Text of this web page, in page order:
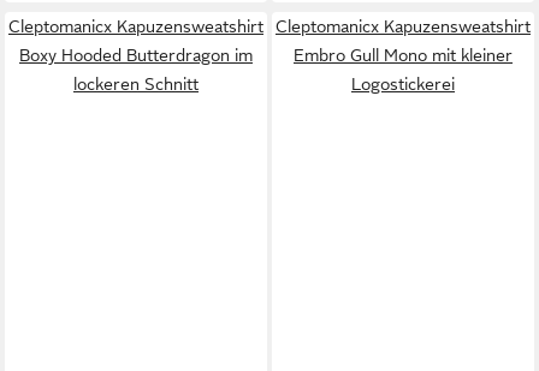
Cleptomanicx Kapuzensweatshirt
Boxy Hooded Butterdragon im
lockeren Schnitt
Cleptomanicx Kapuzensweatshirt
Embro Gull Mono mit kleiner
Logostickerei